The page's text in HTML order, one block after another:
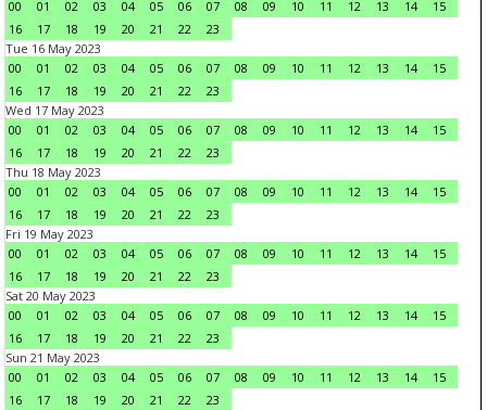
00 01 02 03 04 05 06 07 08 09 10 11 12 13 14
15
16
17 18 19 20 21 22
23
Tue 16 May 2023
00
01 02 03 04 05 06 07 08 09 10 11 12 13 14
15
16
17 18 19 20 21 22
23
Wed 17 May 2023
00
01 02 03 04 05 06 07 08 09 10 11 12 13 14
15
16
17 18 19 20 21 22
23
Thu 18 May 2023
00
01 02 03 04 05 06 07 08 09 10 11 12 13 14
15
16
17 18 19 20 21 22
23
Fri 19 May 2023
00
01 02 03 04 05 06 07 08 09 10 11 12 13 14
15
16
17 18 19 20 21 22
23
Sat 20 May 2023
00
01 02 03 04 05 06 07 08 09 10 11 12 13 14
15
16
17 18 19 20 21 22
23
Sun 21 May 2023
00
01 02 03 04 05 06 07 08 09 10 11 12 13 14
15
16
17 18 19 20 21 22
23